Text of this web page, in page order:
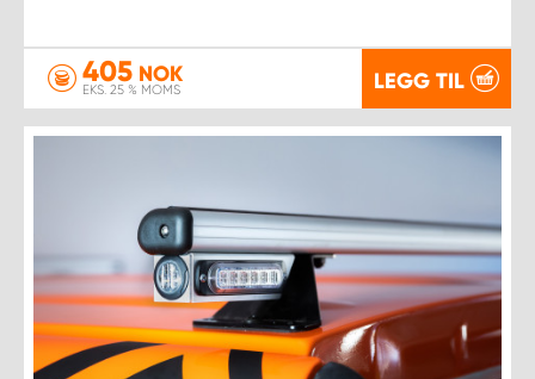
405 NOK
EKS. 25 % MOMS LEGG TIL